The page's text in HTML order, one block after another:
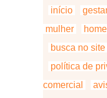
início
mulher
busca no site
política de
comercial